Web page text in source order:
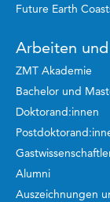
Future Earth
Arbeiten
ZMT Akademie
Bachelor und
Doktorand:innen
Alumni
Auszeichnungen